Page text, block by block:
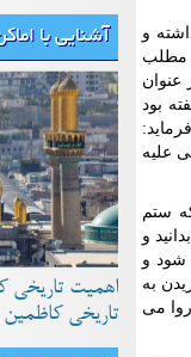
و
مطلب
بود
باشد.[15]» و یا امام علی علیه
ستم
و
شود و
به
می
آشنایی با
اهمیت تاریخی
تاریخی